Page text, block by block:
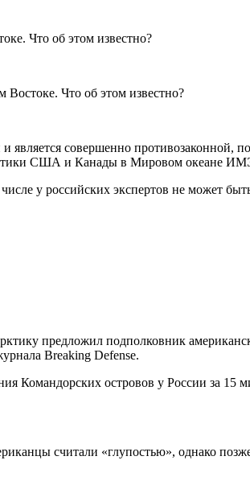
совершенно противозаконной,
США и Канады в Мировом океане
у российских экспертов не может
предложил подполковник
Breaking Defense.
Командорских островов у России за 15
считали «глупостью», однако